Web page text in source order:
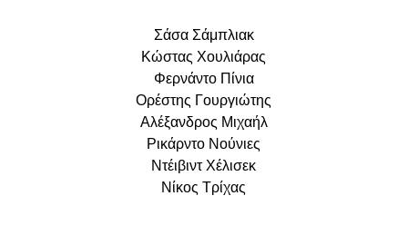
Σάσα Σάμπλιακ
Κώστας Χουλιάρας
Φερνάντο Πίνια
Ορέστης Γουργιώτης
Αλέξανδρος Μιχαήλ
Ρικάρντο Νούνιες
Ντέιβιντ Χέλισεκ
Νίκος Τρίχας